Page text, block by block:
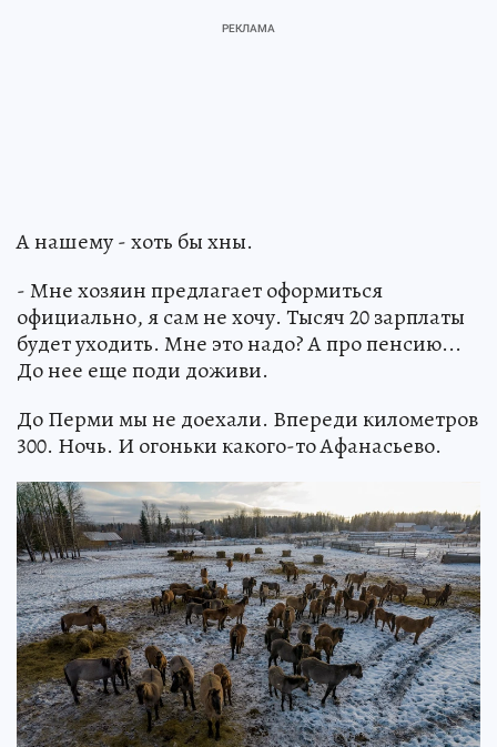
А нашему - хоть бы хны.
- Мне хозяин предлагает оформиться
официально, я сам не хочу. Тысяч 20 зарплаты
будет уходить. Мне это надо? А про пенсию...
До нее еще поди доживи.
До Перми мы не доехали. Впереди километров
300. Ночь. И огоньки какого-то Афанасьево.